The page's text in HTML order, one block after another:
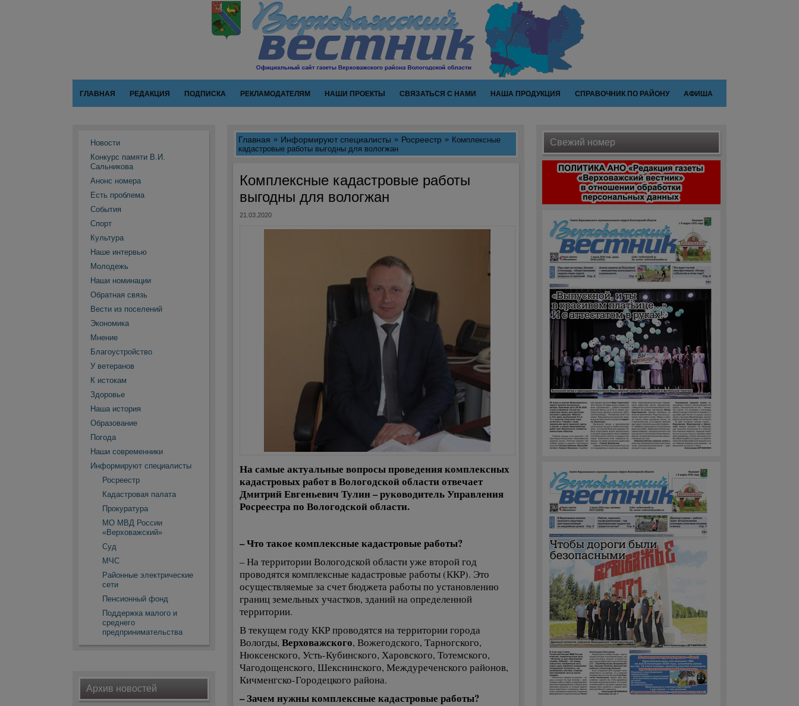
ГЛАВНАЯ РЕДАКЦИЯ ПОДПИСКА РЕКЛАМОДАТЕЛЯМ НАШИ ПРОЕКТЫ СВЯЗАТЬСЯ С НАМИ НАША ПРОДУКЦИЯ СПРАВОЧНИК ПО РАЙОНУ АФИША
Новости
Конкурс памяти В.И.
Сальникова
Анонс номера
Есть проблема
События
Спорт
Культура
Наше интервью
Молодежь
Наши номинации
Обратная связь
Вести из поселений
Экономика
Мнение
Благоустройство
У ветеранов
К истокам
Здоровье
Наша история
Образование
Погода
Наши современники
Информируют специалисты
Росреестр
Кадастровая палата
Прокуратура
МО МВД России
«Верховажский»
Суд
МЧС
Районные электрические
сети
Пенсионный фонд
Поддержка малого и
среднего
предпринимательства
Архив новостей
Главная Информируют специалисты Росреестр
Комплексные
кадастровые работы выгодны для вологжан
Комплексные кадастровые работы
выгодны для вологжан
21.03.2020
На самые актуальные вопросы проведения комплексных
кадастровых работ в Вологодской области отвечает
Дмитрий Евгеньевич Тулин – руководитель Управления
Росреестра по Вологодской области.
– Что такое комплексные кадастровые работы?
– На территории Вологодской области уже второй год
проводятся комплексные кадастровые работы (ККР). Это
осуществляемые за счет бюджета работы по установлению
границ земельных участков, зданий на определенной
территории.
В текущем году ККР проводятся на территории города
Вологды, Верховажского, Вожегодского, Тарногского,
Нюксенского, Усть-Кубинского, Харовского, Тотемского,
Чагодощенского, Шекснинского, Междуреченского районов,
Кичменгско-Городецкого района.
– Зачем нужны комплексные кадастровые работы?
Свежий номер